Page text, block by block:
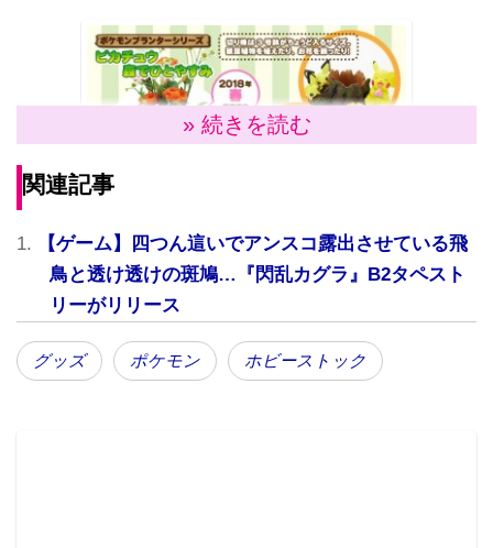
ホビーストックHPより
大きな切り株に座って木の実を食べようとしているピ
カチュウの姿がかわいらしい。足下には他の果物も置
» 続きを読む
関連記事
【ゲーム】四つん這いでアンスコ露出させている飛
鳥と透け透けの斑鳩…『閃乱カグラ』B2タペスト
リーがリリース
グッズ ポケモン ホビーストック